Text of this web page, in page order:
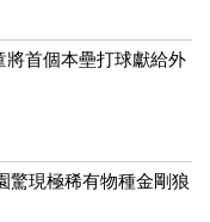
將首個本壘打球獻給外
驚現極稀有物種金剛狼